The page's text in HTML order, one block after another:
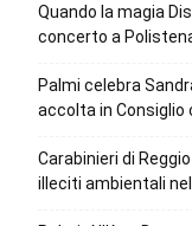
Quando la magia
concerto a
Palmi celebra
accolta in Consiglio
Carabinieri di
illeciti ambientali